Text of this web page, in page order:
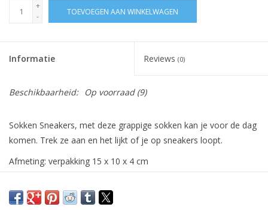
+
-
TOEVOEGEN AAN WINKELWAGEN
Informatie Reviews (0)
Beschikbaarheid: Op voorraad(9)
Sokken Sneakers, met deze grappige sokken kan je voor de dag
komen. Trek ze aan en het lijkt of je op sneakers loopt.
Afmeting: verpakking 15 x 10 x 4 cm
Details: wasmachine bestendig op 30